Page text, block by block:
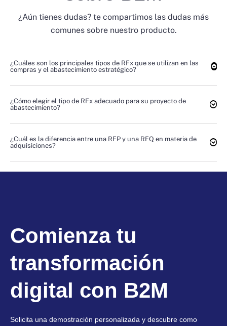
¿Aún tienes dudas? te compartimos las dudas más
comunes sobre nuestro producto.
¿Cuáles son los principales tipos de RFx que se utilizan en las
compras y el abastecimiento estratégico?
¿Cómo elegir el tipo de RFx adecuado para su proyecto de
abastecimiento?
¿Cuál es la diferencia entre una RFP y una RFQ en materia de
adquisiciones?
Comienza tu
transformación
digital con B2M
Solicita una demostración personalizada y descubre como